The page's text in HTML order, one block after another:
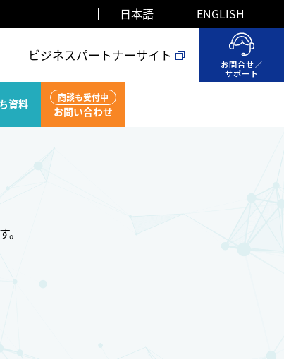
日本語 ENGLISH
ビジネスパートナーサイト
お問合せ／
サポート
資料
商談も受付中
お問い合わせ